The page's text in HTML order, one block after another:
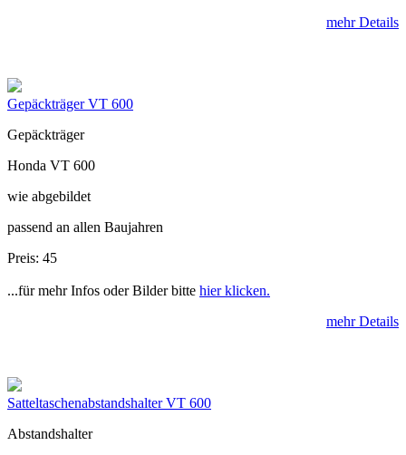
mehr Details
Gepäckträger VT 600
Gepäckträger
Honda VT 600
wie abgebildet
passend an allen Baujahren
Preis: 45
...für mehr Infos oder Bilder bitte hier klicken.
mehr Details
Satteltaschenabstandshalter VT 600
Abstandshalter